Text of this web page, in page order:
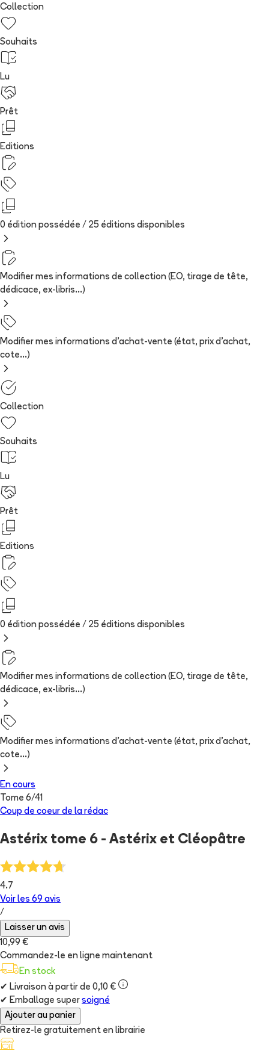
Collection
Souhaits
Lu
Prêt
Editions
0 édition possédée / 25 éditions disponibles
Modifier mes informations de collection (EO, tirage de tête,
dédicace, ex-libris...)
Modifier mes informations d'achat-vente (état, prix d'achat,
cote...)
Collection
Souhaits
Lu
Prêt
Editions
0 édition possédée / 25 éditions disponibles
Modifier mes informations de collection (EO, tirage de tête,
dédicace, ex-libris...)
Modifier mes informations d'achat-vente (état, prix d'achat,
cote...)
En cours
Tome 6/41
Coup de coeur de la rédac
Astérix tome 6 - Astérix et Cléopâtre
4.7
Voir les 69 avis
/
Laisser un avis
10,99 €
Commandez-le en ligne maintenant
En stock
✔ Livraison à partir de 0,10 €
✔ Emballage super soigné
Ajouter au panier
Retirez-le gratuitement en librairie